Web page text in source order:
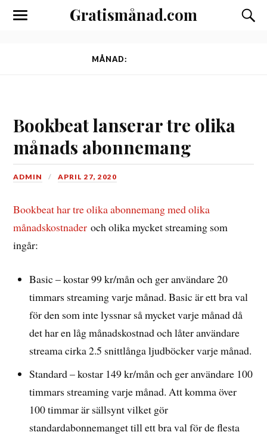
Gratismånad.com
Toggle Slå
MÅNAD:
Bookbeat lanserar tre olika
månads abonnemang
ADMIN APRIL 27, 2020
Bookbeat har tre olika abonnemang med olika
månadskostnaderoch olika mycket streaming som
ingår:
Basic – kostar 99 kr/mån och ger användare 20
timmars streaming varje månad. Basic är ett bra val
för den som inte lyssnar så mycket varje månad då
det har en låg månadskostnad och låter användare
streama cirka 2.5 snittlånga ljudböcker varje månad.
Standard – kostar 149 kr/mån och ger användare 100
timmars streaming varje månad. Att komma över
100 timmar är sällsynt vilket gör
standardabonnemanget till ett bra val för de flesta